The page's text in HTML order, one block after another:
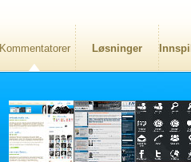
Kommentatorer Løsninger